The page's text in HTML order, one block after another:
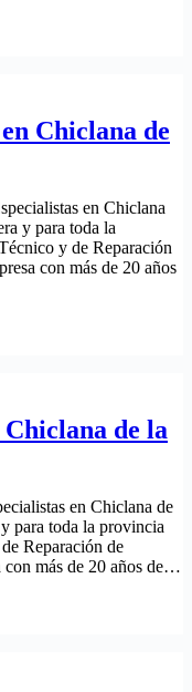
Chiclana de
en Chiclana
y para toda la
y de Reparación
con más de 20 años
de la
en Chiclana de
para toda la provincia
Reparación de
con más de 20 años de…